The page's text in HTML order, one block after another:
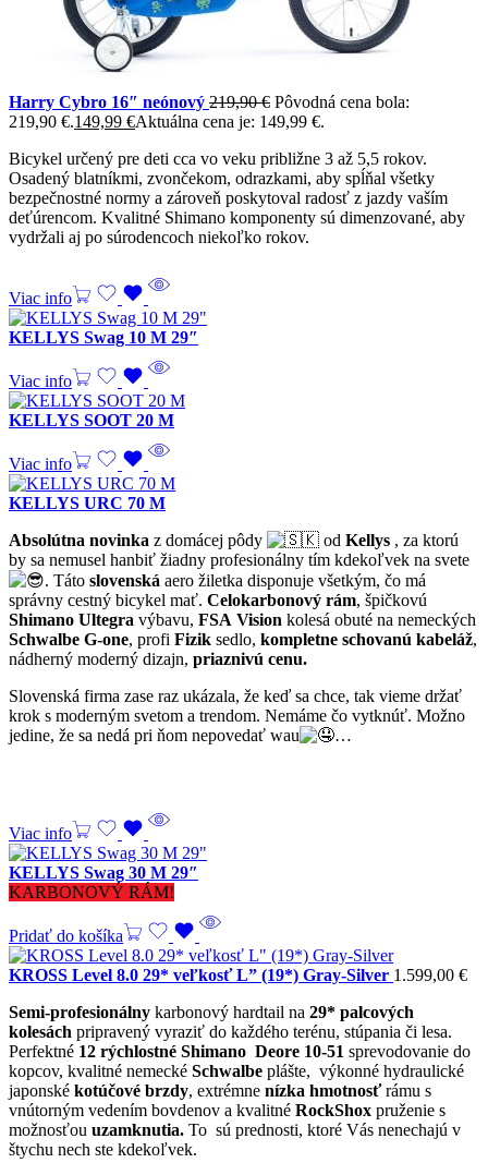
Harry Cybro 16″ neónový 219,90€ Pôvodná cena bola:
219,90 €.149,99 €Aktuálna cena je: 149,99 €.
Bicykel určený pre deti cca vo veku približne 3 až 5,5 rokov.
Osadený blatníkmi, zvončekom, odrazkami, aby spĺňal všetky
bezpečnostné normy a zároveň poskytoval radosť z jazdy vaším
deťúrencom. Kvalitné Shimano komponenty sú dimenzované, aby
vydržali aj po súrodencoch niekoľko rokov.
Viac info
KELLYS Swag 10 M 29″
Viac info
KELLYS SOOT 20 M
Viac info
KELLYS URC 70 M
Absolútna novinka z domácej pôdy od Kellys , za ktorú
by sa nemusel hanbiť žiadny profesionálny tím kdekoľvek na svete
. Táto slovenská aero žiletka disponuje všetkým, čo má
správny cestný bicykel mať. Celokarbonový rám, špičkovú
Shimano Ultegra výbavu, FSA Vision kolesá obuté na nemeckých
Schwalbe G-one, profi Fizik sedlo, kompletne schovanú kabeláž,
nádherný moderný dizajn, priaznivú cenu.
Slovenská firma zase raz ukázala, že keď sa chce, tak vieme držať
krok s moderným svetom a trendom. Nemáme čo vytknúť. Možno
jedine, že sa nedá pri ňom nepovedať wau
…
Viac info
KELLYS Swag 30 M 29″
KARBONOVÝ RÁM!
Pridať do košíka
KROSS Level 8.0 29* veľkosť L” (19*) Gray-Silver 1.599,00 €
Semi-profesionálny karbonový hardtail na 29* palcových
kolesách pripravený vyraziť do každého terénu, stúpania či lesa.
Perfektné 12 rýchlostné Shimano Deore 10-51 sprevodovanie do
kopcov, kvalitné nemecké Schwalbe plášte, výkonné hydraulické
japonské kotúčové brzdy, extrémne nízka hmotnosťrámu s
vnútorným vedením bovdenov a kvalitné RockShox pruženie s
možnosťou uzamknutia. To sú prednosti, ktoré Vás nenechajú v
štychu nech ste kdekoľvek.